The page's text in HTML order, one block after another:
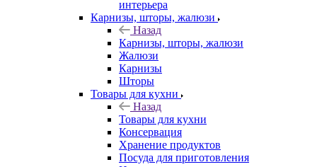
интерьера
Карнизы, шторы, жалюзи
Назад
Карнизы, шторы, жалюзи
Жалюзи
Карнизы
Шторы
Товары для кухни
Назад
Товары для кухни
Консервация
Хранение продуктов
Посуда для приготовления